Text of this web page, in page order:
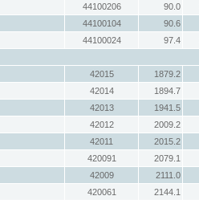
44100206 90.0
44100104 90.6
44100024 97.4
42015 1879.2
42014 1894.7
42013 1941.5
42012 2009.2
42011 2015.2
420091 2079.1
42009 2111.0
420061 2144.1